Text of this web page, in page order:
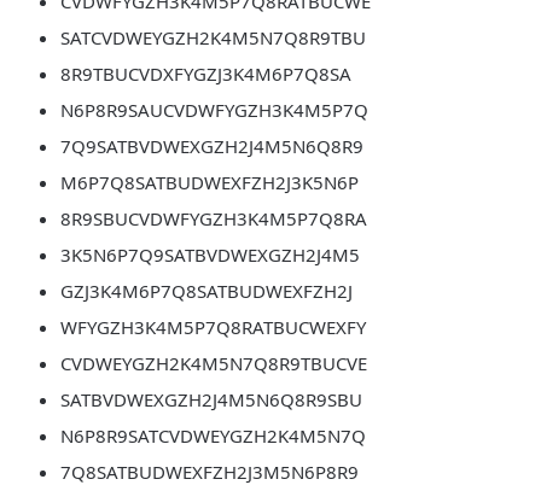
SATCVDWEYGZH2K4M5N7Q8R9TBU
8R9TBUCVDXFYGZJ3K4M6P7Q8SA
N6P8R9SAUCVDWFYGZH3K4M5P7Q
7Q9SATBVDWEXGZH2J4M5N6Q8R9
M6P7Q8SATBUDWEXFZH2J3K5N6P
8R9SBUCVDWFYGZH3K4M5P7Q8RA
3K5N6P7Q9SATBVDWEXGZH2J4M5
GZJ3K4M6P7Q8SATBUDWEXFZH2J
WFYGZH3K4M5P7Q8RATBUCWEXFY
CVDWEYGZH2K4M5N7Q8R9TBUCVE
SATBVDWEXGZH2J4M5N6Q8R9SBU
N6P8R9SATCVDWEYGZH2K4M5N7Q
7Q8SATBUDWEXFZH2J3M5N6P8R9